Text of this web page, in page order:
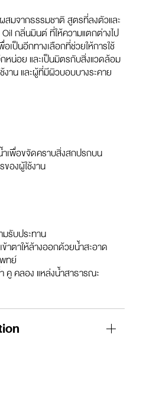
มจากธรรมชาติ สูตรที่ลงตัวและ
กลิ่นมินต์ ที่ให้ความแตกต่างไป
เป็นอีกทางเลือกที่ช่วยให้การใช้
น่อย และเป็นมิตรกับสิ่งแวดล้อม
าน และผู้ที่มีผิวบอบบางระคาย
เพื่อขจัดคราบสิ่งสกปรกบน
องผู้ใช้งาน
รับประทาน
ข้าตาให้ล้างออกด้วยน้ำสะอาด
ทย์
คู คลอง แหล่งน้ำสาธารณะ